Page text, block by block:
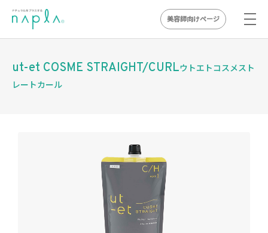
美容師向けページ
ut-et COSME STRAIGHT/CURLウトエトコスメスト
レートカール